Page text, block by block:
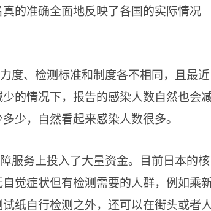
的准确全面地反映了各国的实际情况
度、检测标准和制度各不相同，且最近
的情况下，报告的感染人数自然也会
少，自然看起来感染人数很多。
服务上投入了大量资金。目前日本的核
觉症状但有检测需要的人群，例如乘
纸自行检测之外，还可以在街头或者